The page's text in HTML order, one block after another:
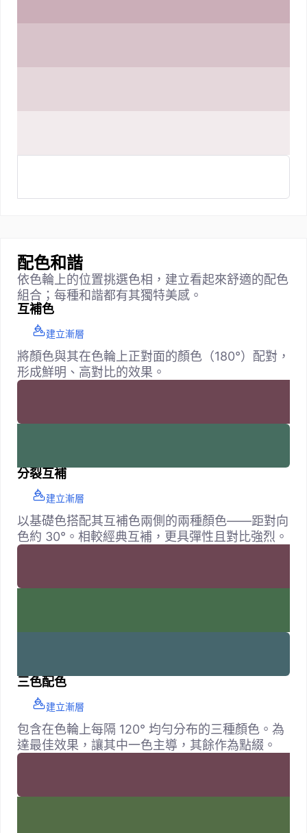
配色和諧
依色輪上的位置挑選色相，建立看起來舒適的配色
組合；每種和諧都有其獨特美感。
互補色
建立漸層
將顏色與其在色輪上正對面的顏色（180°）配對，
形成鮮明、高對比的效果。
分裂互補
建立漸層
以基礎色搭配其互補色兩側的兩種顏色——距對向
色約 30°。相較經典互補，更具彈性且對比強烈。
三色配色
建立漸層
包含在色輪上每隔 120° 均勻分布的三種顏色。為
達最佳效果，讓其中一色主導，其餘作為點綴。